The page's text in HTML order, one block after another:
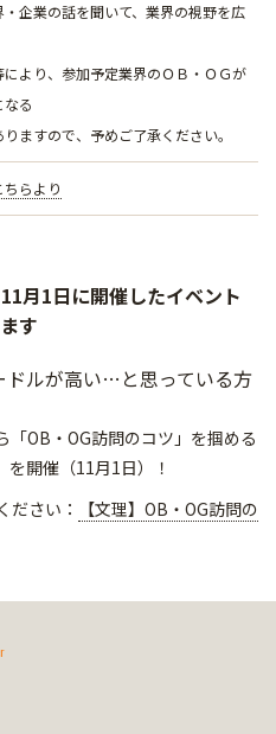
企業の話を聞いて、業界の視野を広
より、参加予定業界のＯＢ・ＯＧが
る
ますので、予めご了承ください。
らより
月1日に開催したイベント
す
ドルが高い…と思っている方
OB・OG訪問のコツ」を掴める
開催（11月1日）！
ださい：
【文理】OB・OG訪問の